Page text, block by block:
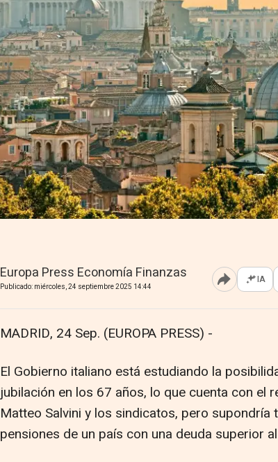
Europa Press Economía Finanzas
Publicado: miércoles, 24 septiembre 2025 14:44 Abrir IA
MADRID, 24 Sep. (EUROPA PRESS) -
El Gobierno italiano está estudiando la
jubilación en los 67 años, lo que cuenta con el
Matteo Salvini y los sindicatos, pero supondría
pensiones de un país con una deuda superior